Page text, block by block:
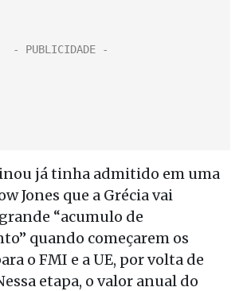
já tinha admitido em uma
Jones que a Grécia vai
“acumulo de
quando começarem os
o FMI e a UE, por volta de
etapa, o valor anual do